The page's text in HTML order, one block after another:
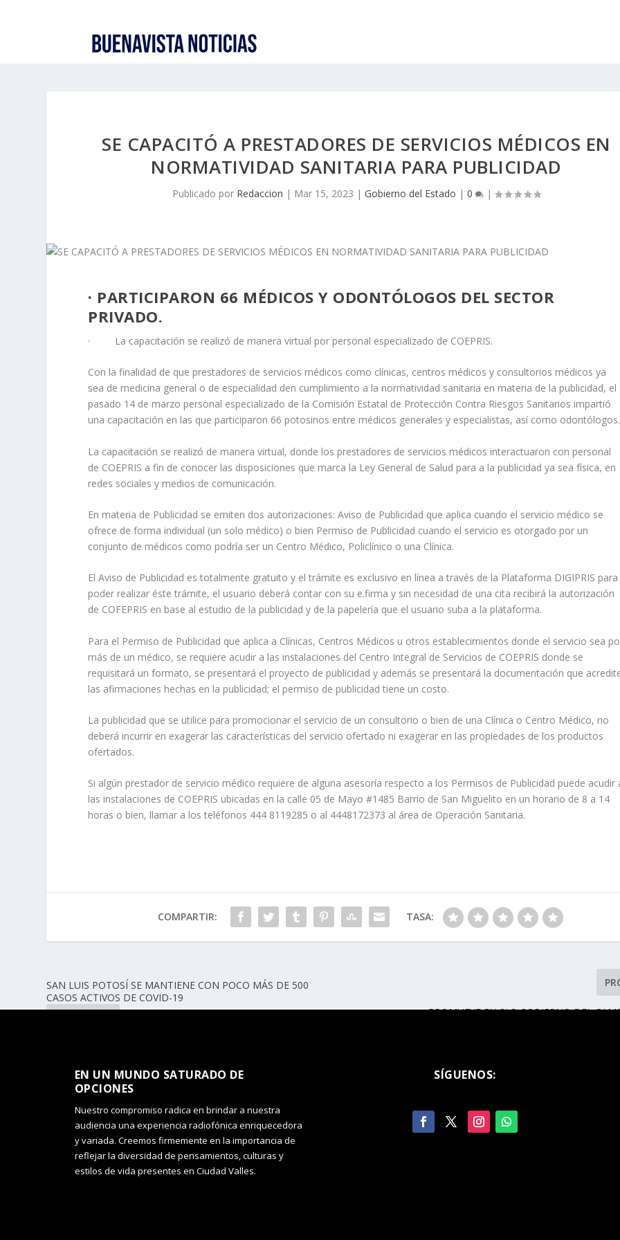
SE CAPACITÓ A PRESTADORES DE SERVICIOS MÉDICOS EN
NORMATIVIDAD SANITARIA PARA PUBLICIDAD
Publicado por Redaccion | Mar 15, 2023 | Gobierno del Estado | 0 |
· PARTICIPARON 66 MÉDICOS Y ODONTÓLOGOS DEL SECTOR
PRIVADO.
· La capacitación se realizó de manera virtual por personal especializado de COEPRIS.
Con la finalidad de que prestadores de servicios médicos como clínicas, centros médicos y consultorios médicos ya
sea de medicina general o de especialidad den cumplimiento a la normatividad sanitaria en materia de la publicidad, el
pasado 14 de marzo personal especializado de la Comisión Estatal de Protección Contra Riesgos Sanitarios impartió
una capacitación en las que participaron 66 potosinos entre médicos generales y especialistas, así como odontólogos.
La capacitación se realizó de manera virtual, donde los prestadores de servicios médicos interactuaron con personal
de COEPRIS a fin de conocer las disposiciones que marca la Ley General de Salud para a la publicidad ya sea física, en
redes sociales y medios de comunicación.
En materia de Publicidad se emiten dos autorizaciones: Aviso de Publicidad que aplica cuando el servicio médico se
ofrece de forma individual (un solo médico) o bien Permiso de Publicidad cuando el servicio es otorgado por un
conjunto de médicos como podría ser un Centro Médico, Policlínico o una Clínica.
El Aviso de Publicidad es totalmente gratuito y el trámite es exclusivo en línea a través de la Plataforma DIGIPRIS para
poder realizar éste trámite, el usuario deberá contar con su e.firma y sin necesidad de una cita recibirá la autorización
de COFEPRIS en base al estudio de la publicidad y de la papelería que el usuario suba a la plataforma.
Para el Permiso de Publicidad que aplica a Clínicas, Centros Médicos u otros establecimientos donde el servicio sea
más de un médico, se requiere acudir a las instalaciones del Centro Integral de Servicios de COEPRIS donde se
requisitará un formato, se presentará el proyecto de publicidad y además se presentará la documentación que
las afirmaciones hechas en la publicidad; el permiso de publicidad tiene un costo.
La publicidad que se utilice para promocionar el servicio de un consultorio o bien de una Clínica o Centro Médico, no
deberá incurrir en exagerar las características del servicio ofertado ni exagerar en las propiedades de los productos
ofertados.
Si algún prestador de servicio médico requiere de alguna asesoría respecto a los Permisos de Publicidad puede acudir
las instalaciones de COEPRIS ubicadas en la calle 05 de Mayo #1485 Barrio de San Miguelito en un horario de 8 a 14
horas o bien, llamar a los teléfonos 444 8119285 o al 4448172373 al área de Operación Sanitaria.
COMPARTIR: TASA:
SAN LUIS POTOSÍ SE MANTIENE CON POCO MÁS DE 500
CASOS ACTIVOS DE COVID-19
PROMUEVE EN SLP GOBIERNO DEL
EN UN MUNDO SATURADO DE
OPCIONES​
Nuestro compromiso radica en brindar a nuestra
audiencia una experiencia radiofónica enriquecedora
y variada. Creemos firmemente en la importancia de
reflejar la diversidad de pensamientos, culturas y
estilos de vida presentes en Ciudad Valles.
SÍGUENOS: